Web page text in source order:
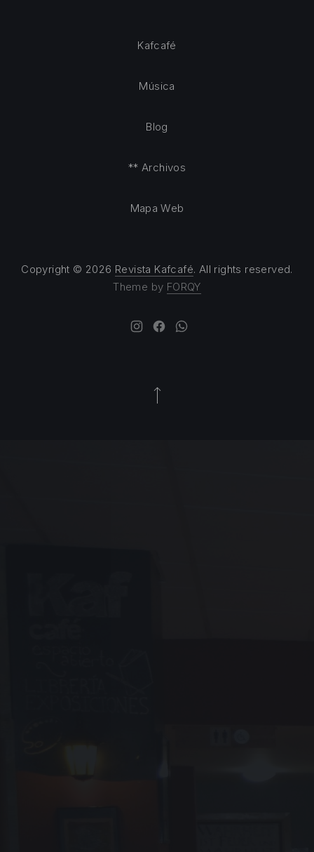
Copyright © 2026 Revista Kafcafé. All rights reserved.
Theme by FORQY
Kafcafé
Música
Blog
** Archivos
Mapa Web
New Window
New Window
New Window
Back to Top